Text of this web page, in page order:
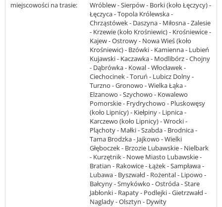
miejscowości na trasie:
Wróblew - Sierpów - Borki (koło Łęczycy) -
Łęczyca - Topola Królewska -
Chrząstówek - Daszyna - Miłosna - Zalesie
- Krzewie (koło Krośniewic) - Krośniewice -
Kajew - Ostrowy - Nowa Wieś (koło
Krośniewic) - Bzówki - Kamienna - Lubień
Kujawski - Kaczawka - Modlibórz - Chojny
- Dąbrówka - Kowal - Włocławek -
Ciechocinek - Toruń - Lubicz Dolny -
Turzno - Gronowo - Wielka Łąka -
Elzanowo - Szychowo - Kowalewo
Pomorskie - Frydrychowo - Pluskowęsy
(koło Lipnicy) - Kiełpiny - Lipnica -
Karczewo (koło Lipnicy) - Wrocki -
Pląchoty - Małki - Szabda - Brodnica -
Tama Brodzka - Jajkowo - Wielki
Głęboczek - Brzozie Lubawskie - Nielbark
- Kurzętnik - Nowe Miasto Lubawskie -
Bratian - Rakowice - Łążek - Sampława -
Lubawa - Byszwałd - Rożental - Lipowo -
Bałcyny - Smykówko - Ostróda - Stare
Jabłonki - Rapaty - Podlejki - Gietrzwałd -
Naglady - Olsztyn - Dywity